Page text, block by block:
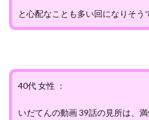
と心配なことも多い回になりそう
40代 女性 ：
いだてんの動画 39話の見所は、